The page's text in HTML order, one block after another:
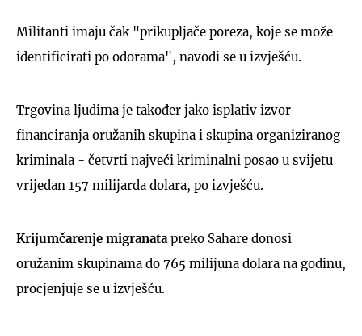
Militanti imaju čak "prikupljače poreza, koje se može
identificirati po odorama", navodi se u izvješću.
Trgovina ljudima je također jako isplativ izvor
financiranja oružanih skupina i skupina organiziranog
kriminala - četvrti najveći kriminalni posao u svijetu
vrijedan 157 milijarda dolara, po izvješću.
Krijumčarenje migranata preko Sahare donosi
oružanim skupinama do 765 milijuna dolara na godinu,
procjenjuje se u izvješću.